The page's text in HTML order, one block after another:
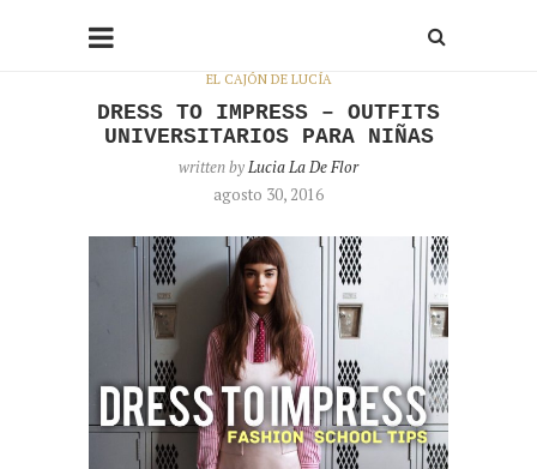
EL CAJÓN DE LUCÍA
DRESS TO IMPRESS – OUTFITS
UNIVERSITARIOS PARA NIÑAS
written byLucia La De Flor
agosto 30, 2016